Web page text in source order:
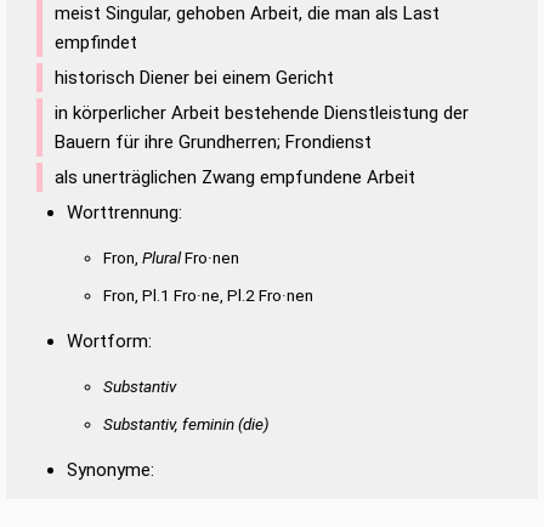
meist Singular, gehoben Arbeit, die man als Last
empfindet
historisch Diener bei einem Gericht
in körperlicher Arbeit bestehende Dienstleistung der
Bauern für ihre Grundherren; Frondienst
als unerträglichen Zwang empfundene Arbeit
Worttrennung:
Fron, PluralFro·nen
Fron, Pl.1 Fro·ne, Pl.2 Fro·nen
Wortform:
Substantiv
Substantiv, feminin(die)
Synonyme: